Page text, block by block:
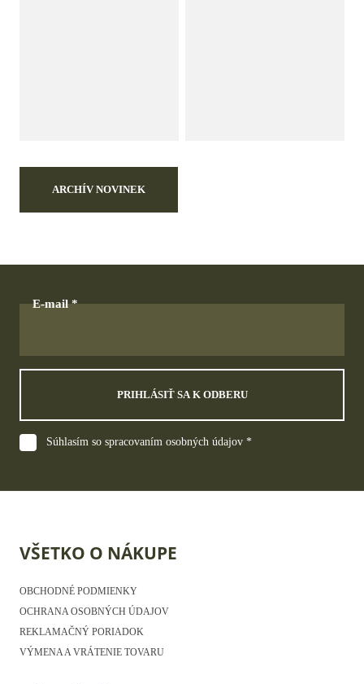
ARCHÍV NOVINEK
E-mail
PRIHLÁSIŤ SA K ODBERU
Súhlasím so spracovaním osobných údajov *
VŠETKO O NÁKUPE
OBCHODNÉ PODMIENKY
OCHRANA OSOBNÝCH ÚDAJOV
REKLAMAČNÝ PORIADOK
VÝMENA A VRÁTENIE TOVARU